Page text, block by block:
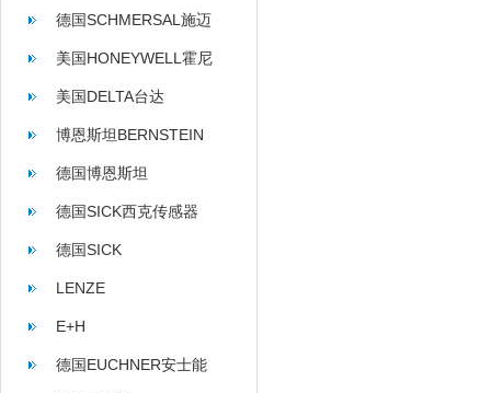
德国SCHMERSAL施迈
赛
美国HONEYWELL霍尼
韦尔
美国DELTA台达
博恩斯坦BERNSTEIN
德国博恩斯坦
BERNSTEIN
德国SICK西克传感器
德国SICK
LENZE
E+H
德国EUCHNER安士能